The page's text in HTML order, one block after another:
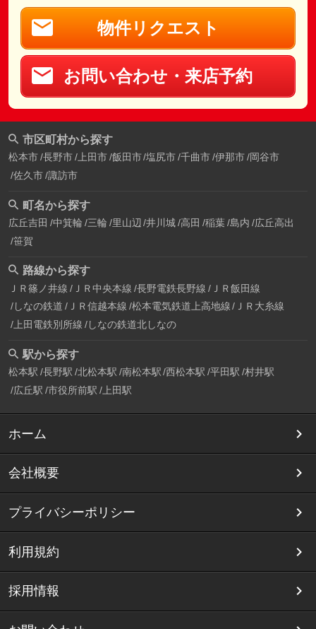
物件リクエスト
お問い合わせ・来店予約
市区町村から探す
松本市 長野市 上田市 飯田市 塩尻市 千曲市 伊那市 岡谷市
佐久市 諏訪市
町名から探す
広丘吉田 中箕輪 三輪 里山辺 井川城 高田 稲葉 島内 広丘高出
笹賀
路線から探す
ＪＲ篠ノ井線 ＪＲ中央本線 長野電鉄長野線 ＪＲ飯田線
しなの鉄道 ＪＲ信越本線 松本電気鉄道上高地線
ＪＲ大糸線
上田電鉄別所線 しなの鉄道北しなの
駅から探す
松本駅 長野駅 北松本駅 南松本駅 西松本駅 平田駅 村井駅
広丘駅 市役所前駅 上田駅
ホーム
会社概要
プライバシーポリシー
利用規約
採用情報